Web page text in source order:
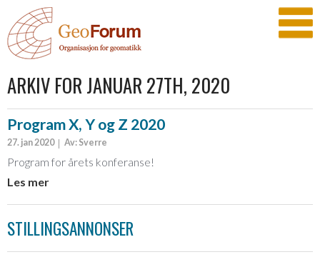
ARKIV FOR JANUAR 27TH, 2020
Program X, Y og Z 2020
27. jan 2020 Av: Sverre
Program for årets konferanse!
Les mer
STILLINGSANNONSER